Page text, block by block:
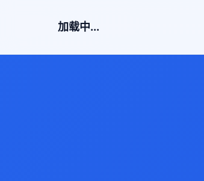
加载中...